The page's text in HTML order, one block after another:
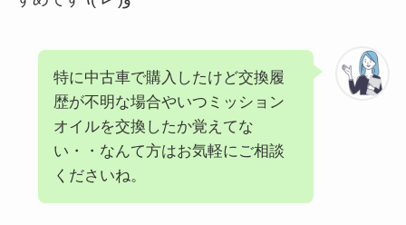
特に中古車で購入したけど交換履
歴が不明な場合やいつミッション
オイルを交換したか覚えてな
い・・なんて方はお気軽にご相談
くださいね。